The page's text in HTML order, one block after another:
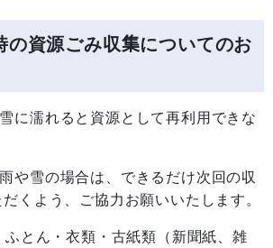
の資源ごみ収集についてのお
に濡れると資源として再利用できな
や雪の場合は、できるだけ次回の収
くよう、ご協力お願いいたします。
とん・衣類・古紙類（新聞紙、雑